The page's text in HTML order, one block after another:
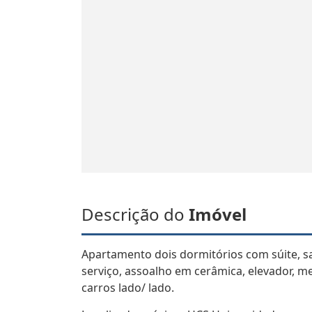
Descrição do Imóvel
Apartamento dois dormitórios com súite,
serviço, assoalho em cerâmica, elevador,
carros lado/ lado.